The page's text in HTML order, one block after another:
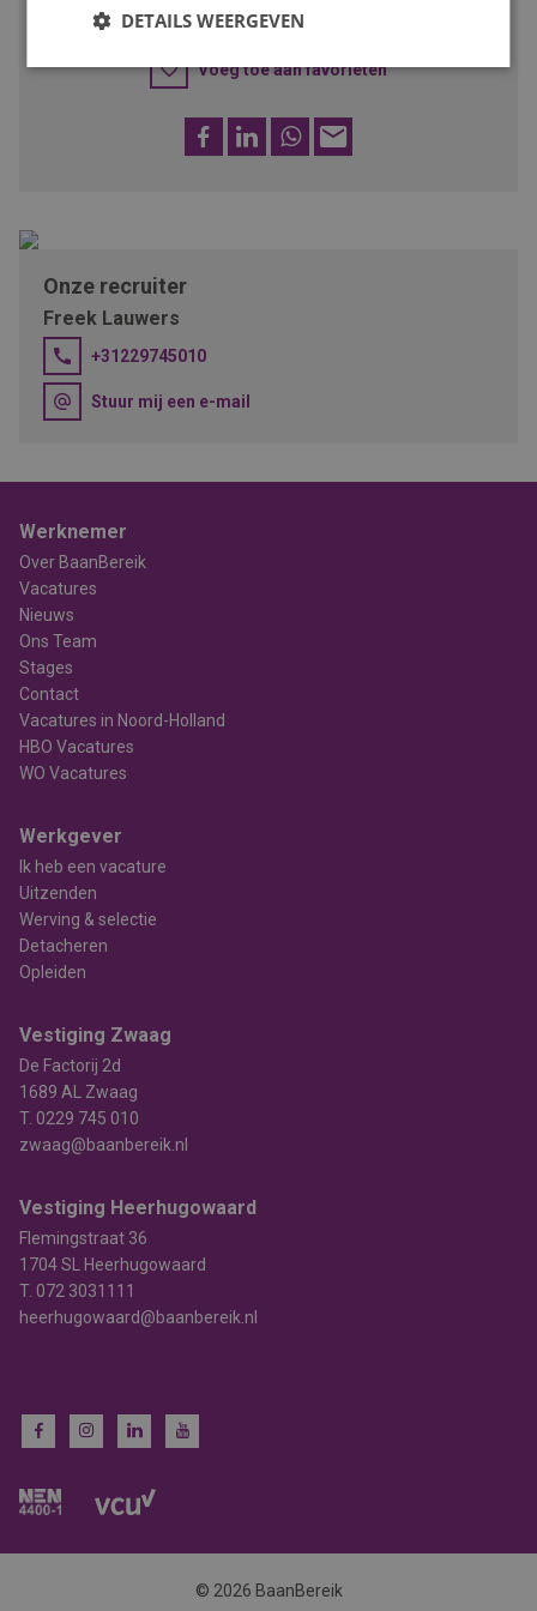
FacebookLinkedInWhatsApp
Voeg toe aan favorieten
Onze recruiter
Freek Lauwers
+31229745010
Stuur mij een e-mail
Werknemer
Over BaanBereik
Vacatures
Nieuws
Ons Team
Stages
Contact
Vacatures in Noord-Holland
HBO Vacatures
WO Vacatures
Werkgever
Ik heb een vacature
Uitzenden
Werving & selectie
Detacheren
Opleiden
Vestiging Zwaag
De Factorij 2d
1689 AL Zwaag
T. 0229 745 010
zwaag@baanbereik.nl
Vestiging Heerhugowaard
Flemingstraat 36
1704 SL Heerhugowaard
T. 072 3031111
heerhugowaard@baanbereik.nl
© 2026 BaanBereik
DETAILS WEERGEVEN